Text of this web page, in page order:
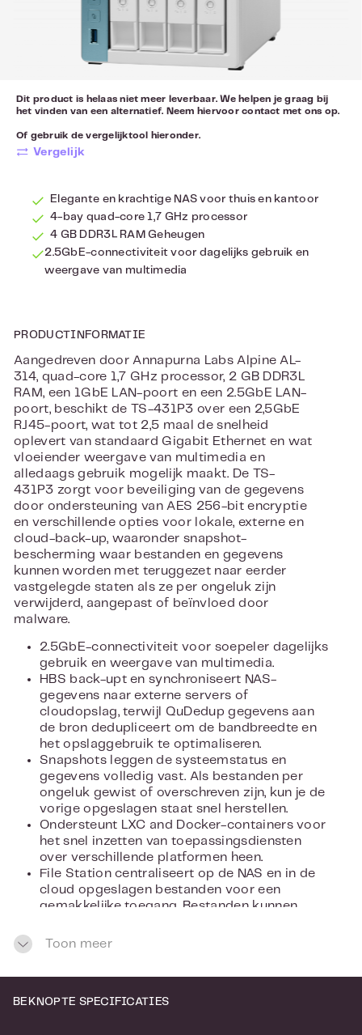
Dit product is helaas niet meer leverbaar. We helpen je graag bij
het vinden van een alternatief. Neem hiervoorcontact met ons op.
Of gebruik de vergelijktool hieronder.
Vergelijk
Elegante en krachtige NAS voor thuis en kantoor
4-bay quad-core 1,7 GHz processor
4 GB DDR3L RAM Geheugen
2.5GbE-connectiviteit voor dagelijks gebruik en
weergave van multimedia
PRODUCTINFORMATIE
Aangedreven door Annapurna Labs Alpine AL-
314, quad-core 1,7 GHz processor, 2 GB DDR3L
RAM, een 1GbE LAN-poort en een 2.5GbE LAN-
poort, beschikt de TS-431P3 over een 2,5GbE
RJ45-poort, wat tot 2,5 maal de snelheid
oplevert van standaard Gigabit Ethernet en wat
vloeiender weergave van multimedia en
alledaags gebruik mogelijk maakt. De TS-
431P3 zorgt voor beveiliging van de gegevens
door ondersteuning van AES 256-bit encryptie
en verschillende opties voor lokale, externe en
cloud-back-up, waaronder snapshot-
bescherming waar bestanden en gegevens
kunnen worden met teruggezet naar eerder
vastgelegde staten als ze per ongeluk zijn
verwijderd, aangepast of beïnvloed door
malware.
2.5GbE-connectiviteit voor soepeler dagelijks
gebruik en weergave van multimedia.
HBS back-upt en synchroniseert NAS-
gegevens naar externe servers of
cloudopslag, terwijl QuDedup gegevens aan
de bron dedupliceert om de bandbreedte en
het opslaggebruik te optimaliseren.
Snapshots leggen de systeemstatus en
gegevens volledig vast. Als bestanden per
ongeluk gewist of overschreven zijn, kun je de
vorige opgeslagen staat snel herstellen.
Ondersteunt LXC and Docker-containers voor
het snel inzetten van toepassingsdiensten
over verschillende platformen heen.
File Station centraliseert op de NAS en in de
cloud opgeslagen bestanden voor een
gemakkelijke toegang. Bestanden kunnen
gevoelige gegevens te beschermen.
Toon meer
BEKNOPTE SPECIFICATIES